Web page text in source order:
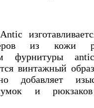
из кожи
фурнитуры
винтажный
добавляет
и